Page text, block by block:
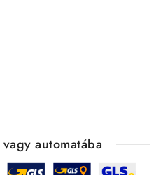
automatába